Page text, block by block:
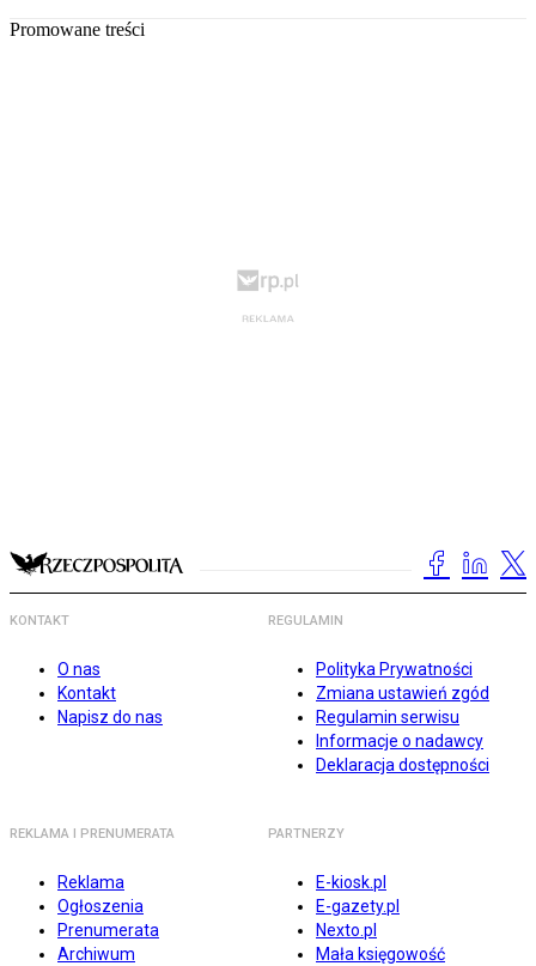
Promowane treści
KONTAKT
O nas
Kontakt
Napisz do nas
REGULAMIN
Polityka Prywatności
Zmiana ustawień zgód
Regulamin serwisu
Informacje o nadawcy
Deklaracja dostępności
REKLAMA I PRENUMERATA
Reklama
Ogłoszenia
Prenumerata
Archiwum
PARTNERZY
E-kiosk.pl
E-gazety.pl
Nexto.pl
Mała księgowość